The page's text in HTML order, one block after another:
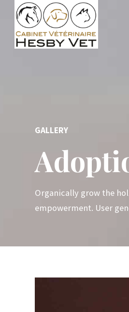
GALLERY
Organically grow the
empowerment. User